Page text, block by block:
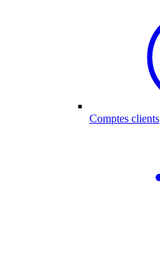
Comptes clients